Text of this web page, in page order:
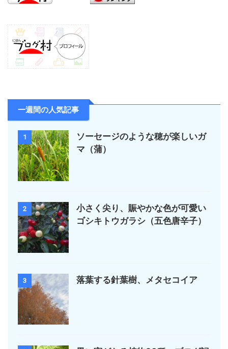
一週間の人気記事
1
ソーセージのような穂が楽しいガ
マ（蒲）
2
小さく尖り、賑やかな色が可愛い
ゴシキトウガラシ（五色唐辛子）
3 落葉する針葉樹、メタセコイア